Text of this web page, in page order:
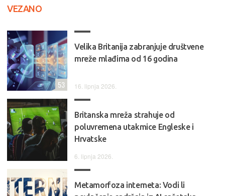
VEZANO
Velika Britanija zabranjuje društvene
mreže mlađima od 16 godina
16. lipnja 2026.
53
Britanska mreža strahuje od
poluvremena utakmice Engleske i
Hrvatske
6. lipnja 2026.
Metamorfoza interneta: Vodi li